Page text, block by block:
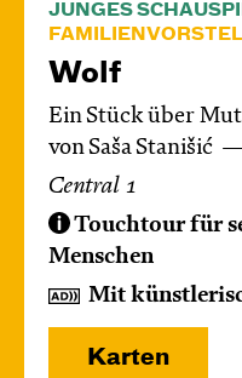
JUNGES
Wolf
Ein Stück über
von Saša Stanišić
Central 1
Touchtour für
Menschen
Mit
Karten